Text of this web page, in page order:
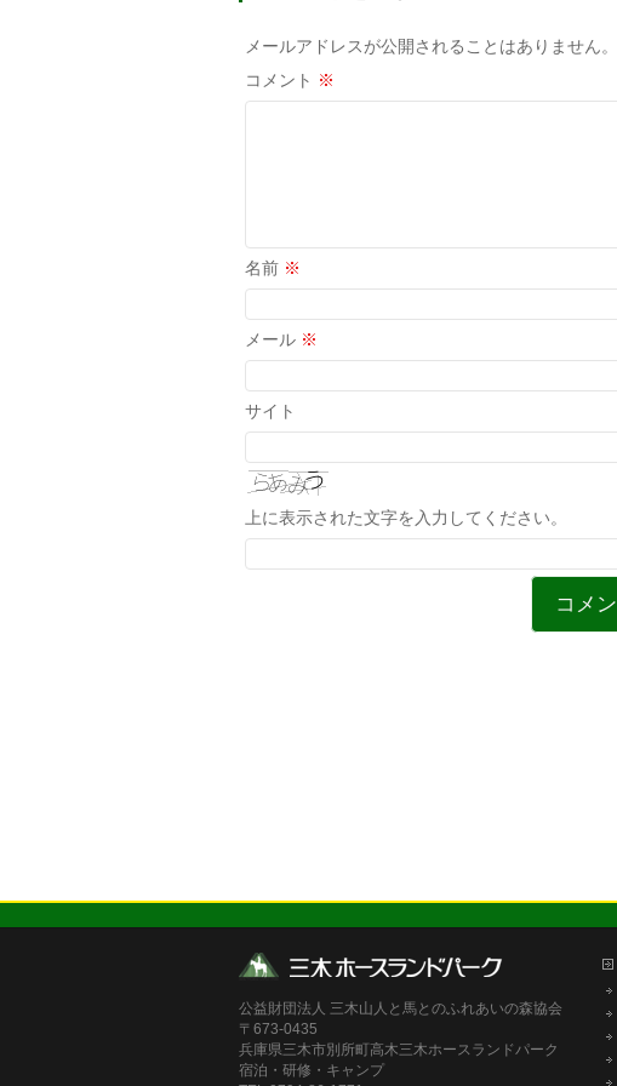
メールアドレスが公開されることはありません。
コメント ※
名前 ※
メール ※
サイト
上に表示された文字を入力してください。
公益財団法人 三木山人と馬とのふれあいの森協会
〒673-0435
兵庫県三木市別所町高木三木ホースランドパーク
宿泊・研修・キャンプ